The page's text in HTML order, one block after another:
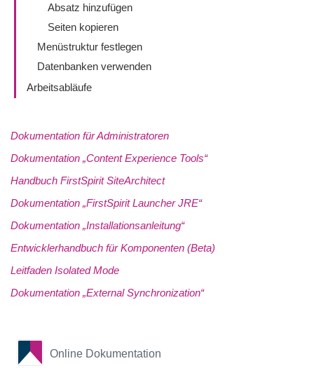
Absatz hinzufügen
Seiten kopieren
Menüstruktur festlegen
Datenbanken verwenden
Arbeitsabläufe
Dokumentation für Administratoren
Dokumentation „Content Experience Tools“
Handbuch FirstSpirit SiteArchitect
Dokumentation „FirstSpirit Launcher JRE“
Dokumentation „Installationsanleitung“
Entwicklerhandbuch für Komponenten (Beta)
Leitfaden Isolated Mode
Dokumentation „External Synchronization“
Online Dokumentation